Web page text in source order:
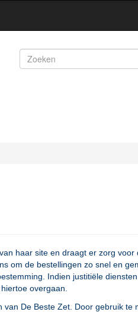
haar site en draagt er zorg
om de bestellingen zo snel en
Indien justitiële
overgaan.
De Beste Zet. Door gebruik